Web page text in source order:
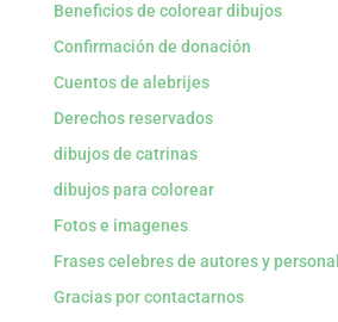
Beneficios de colorear dibujos
Confirmación de donación
Cuentos de alebrijes
Derechos reservados
dibujos de catrinas
dibujos para colorear
Fotos e imagenes
Frases celebres de autores y
Gracias por contactarnos